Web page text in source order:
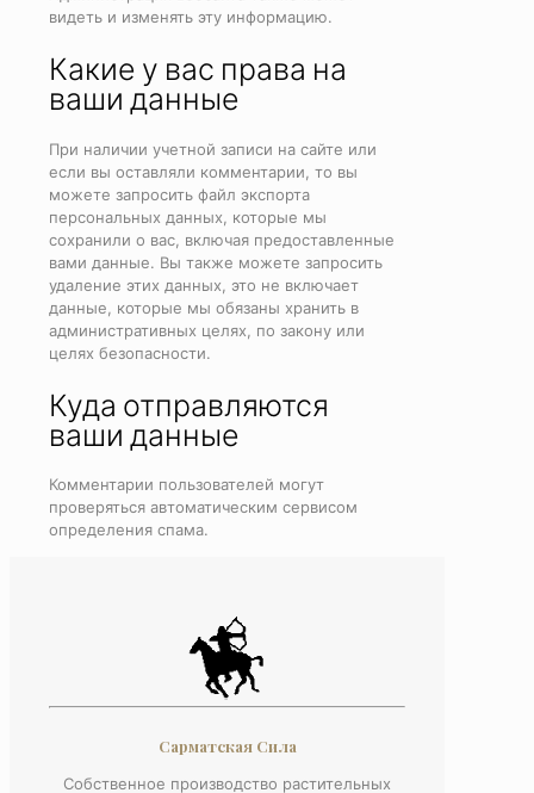
видеть и изменять эту информацию.
Какие у вас права на
ваши данные
При наличии учетной записи на сайте или
если вы оставляли комментарии, то вы
можете запросить файл экспорта
персональных данных, которые мы
сохранили о вас, включая предоставленные
вами данные. Вы также можете запросить
удаление этих данных, это не включает
данные, которые мы обязаны хранить в
административных целях, по закону или
целях безопасности.
Куда отправляются
ваши данные
Комментарии пользователей могут
проверяться автоматическим сервисом
определения спама.
Сарматская Сила
Собственное производство растительных